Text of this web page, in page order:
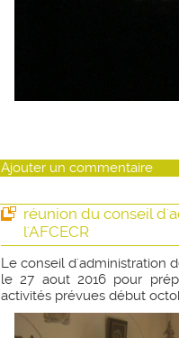
Ajouter un commentaire
réunion du conseil
l'AFCECR
Le conseil d'administration
le 27 aout 2016 pour
activités prévues début